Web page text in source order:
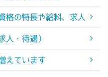
格の特長や給料、求人
人・待遇）
えています